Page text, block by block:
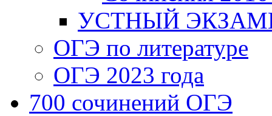
УСТНЫЙ
ОГЭ по литературе
ОГЭ 2023 года
700 cочинений ОГЭ